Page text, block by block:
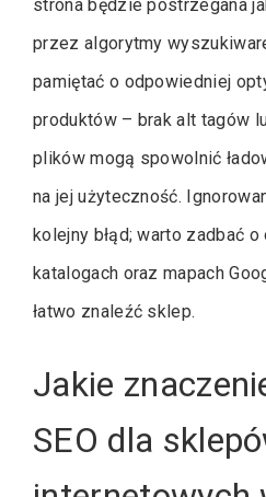
strona będzie postrzegana
przez algorytmy
pamiętać o odpowiedniej
produktów – brak alt tagów
plików mogą spowolnić
na jej użyteczność.
kolejny błąd; warto zadbać
katalogach oraz mapach
łatwo znaleźć sklep.
Jakie
SEO dla